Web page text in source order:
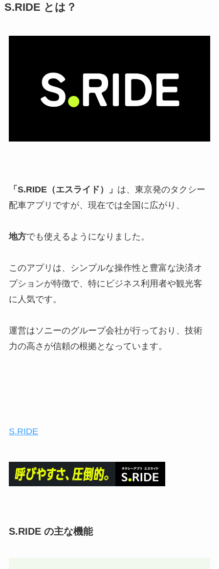
S.RIDE とは？
「S.RIDE（エスライド）」 は、東京発のタクシー
配車アプリですが、現在では全国に広がり、
地方でも使えるようになりました。
このアプリは、シンプルな操作性と豊富な決済オ
プションが特徴で、特にビジネス利用者や観光客
に人気です。
運営はソニーのグループ会社が行っており、技術
力の高さが信頼の根拠となっています。
S.RIDE
S.RIDE の主な機能